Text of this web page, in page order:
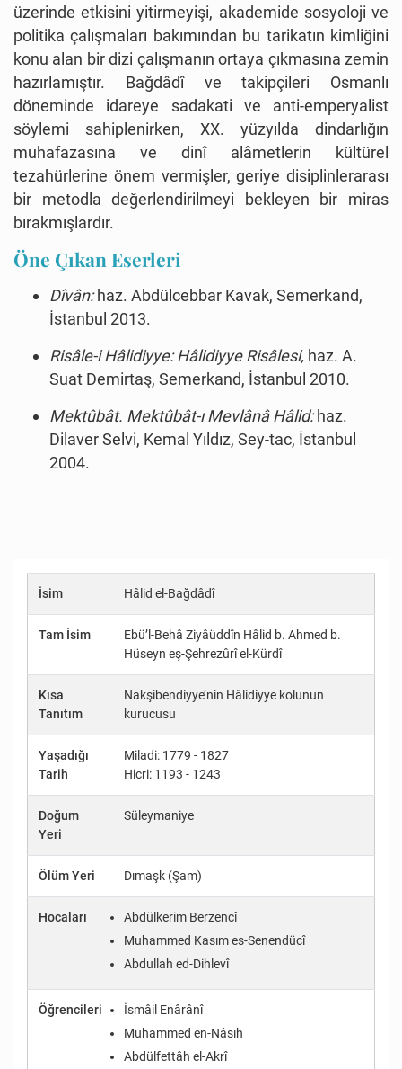
üzerinde etkisini yitirmeyişi, akademide sosyoloji ve
politika çalışmaları bakımından bu tarikatın kimliğini
konu alan bir dizi çalışmanın ortaya çıkmasına zemin
hazırlamıştır. Bağdâdî ve takipçileri Osmanlı
döneminde idareye sadakati ve anti-emperyalist
söylemi sahiplenirken, XX. yüzyılda dindarlığın
muhafazasına ve dinî alâmetlerin kültürel
tezahürlerine önem vermişler, geriye disiplinlerarası
bir metodla değerlendirilmeyi bekleyen bir miras
bırakmışlardır.
Öne Çıkan Eserleri
Dîvân:haz. Abdülcebbar Kavak, Semerkand,
İstanbul 2013.
Risâle-i Hâlidiyye: Hâlidiyye Risâlesi, haz. A.
Suat Demirtaş, Semerkand, İstanbul 2010.
Mektûbât. Mektûbât-ı Mevlânâ Hâlid:haz.
Dilaver Selvi, Kemal Yıldız, Sey-tac, İstanbul
2004.
İsim Hâlid el-Bağdâdî
Tam İsim
Ebü’l-Behâ Ziyâüddîn Hâlid b. Ahmed b.
Hüseyn eş-Şehrezûrî el-Kürdî
Kısa
Tanıtım
Nakşibendiyye’nin Hâlidiyye kolunun
kurucusu
Yaşadığı
Tarih
Miladi: 1779 - 1827
Hicri: 1193 - 1243
Doğum
Yeri
Süleymaniye
Ölüm Yeri Dımaşk (Şam)
Hocaları
Abdülkerim Berzencî
Muhammed Kasım es-Senendücî
Abdullah ed-Dihlevî
Öğrencileri
İsmâil Enârânî
Muhammed en-Nâsıh
Abdülfettâh el-Akrî